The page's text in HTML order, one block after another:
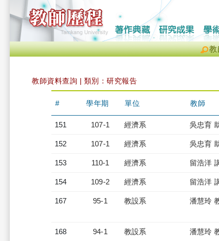
教
教師資料查詢 | 類別：研究報告
# 學年期 單位 教師
151 107-1 經濟系 吳忠育
152 107-1 經濟系 吳忠育
153 110-1 經濟系 留浩洋
154 109-2 經濟系 留浩洋
167 95-1 教設系 潘慧玲
168 94-1 教設系 潘慧玲